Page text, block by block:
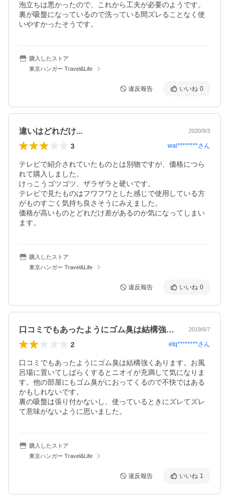
泡立ちは悪かったので、これから工夫が必要のようです。
裏が吸盤になっているので洗っている間ズレることなく使
いやすかったそうです。
購入したストア
東京ハンガー Travel&Life
違反報告 いいね 0
違いはどれだけ... 2020/9/3
3 wai********さん
テレビで紹介されていたものとは別物ですが、価格につら
れて購入しました。
けっこうゴツゴツ、ザラザラと硬いです。
テレビで見たものはフワフワとした感じで使用している方
がものすごく気持ち良さそうにみえました。
価格が高いものとどれだけ差があるのか気になってしまい
ます。
購入したストア
東京ハンガー Travel&Life
違反報告 いいね 0
口コミでもあったようにゴム臭は結構強く… 2019/6/7
2 etq********さん
口コミでもあったようにゴム臭は結構強くあります。お風
呂場に置いてしばらくするとニオイが充満して気になりま
す。他の部屋にもゴム臭がにおってくるので不快ではある
かもしれないです。
裏の吸盤は張り付かないし、使っているときにズレてズレ
て意味がないように思いました。
購入したストア
東京ハンガー Travel&Life
違反報告 いいね 1